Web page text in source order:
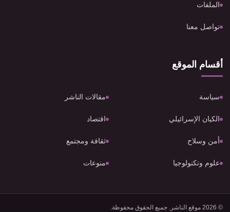
الملفات
تواصل معنا
أقسام الموقع
سياسة مقالات الناشر
الكيان الإسرائيلي اقتصاد
أمن وسلاح ثقافة ومجتمع
علوم وتكنولوجيا منوعات
© 2026 موقع الناشر. جميع الحقوق محفوظة.